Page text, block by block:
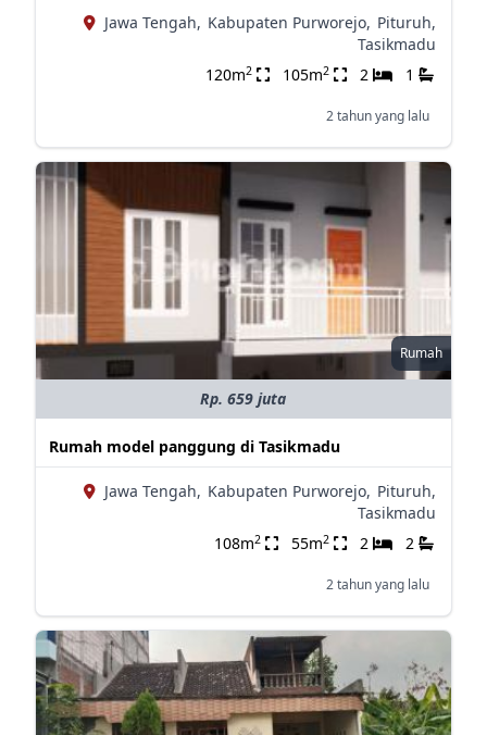
Jawa Tengah, Kabupaten Purworejo, Pituruh,
Tasikmadu
120m2 105m2 2 1
2 tahun yang lalu
Rumah
Rp. 659 juta
Rumah model panggung di Tasikmadu
Jawa Tengah, Kabupaten Purworejo, Pituruh,
Tasikmadu
108m2 55m2 2 2
2 tahun yang lalu